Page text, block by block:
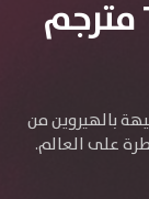
بالهيروين من
على العالم.